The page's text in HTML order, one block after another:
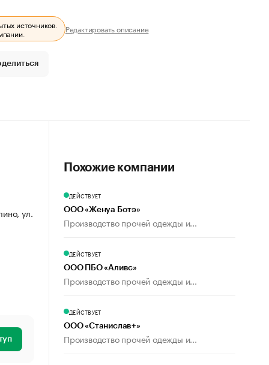
источников. Редактировать описание
ул.
Похожие компании
ДЕЙСТВУЕТ
ООО «Женуа Ботэ»
Производство прочей одежды и...
ДЕЙСТВУЕТ
ООО ПБО «Аливс»
Производство прочей одежды и...
ДЕЙСТВУЕТ
ООО «Станислав+»
Производство прочей одежды и...